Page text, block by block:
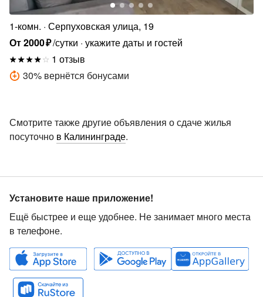
1-комн. Серпуховская улица, 19
От2000₽/сутки укажите даты и гостей
1 отзыв
30% вернётся бонусами
Смотрите также другие объявления о сдаче жилья
посуточно в Калининграде.
Установите наше приложение!
Ещё быстрее и еще удобнее. Не занимает много места
в телефоне.